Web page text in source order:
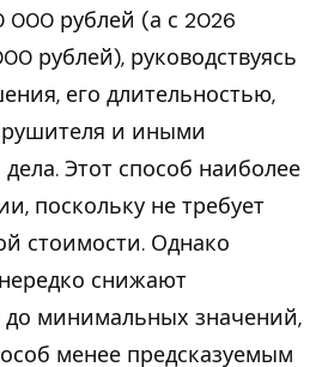
000 рублей (а с 2026
рублей), руководствуясь
его длительностью,
и иными
Этот способ наиболее
поскольку не требует
стоимости. Однако
снижают
до минимальных значений,
менее предсказуемым